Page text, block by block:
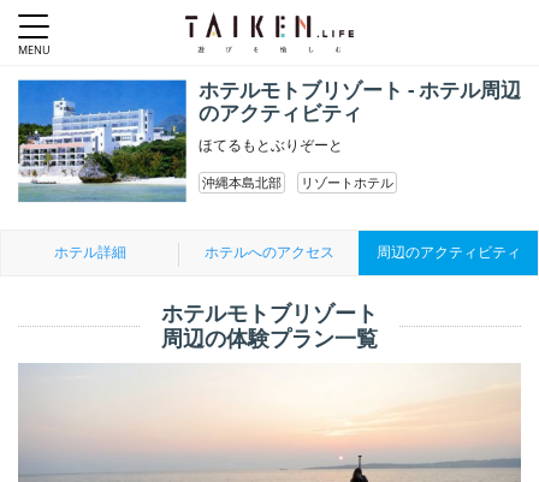
ホテルモトブリゾート - ホテル周辺
のアクティビティ
ほてるもとぶりぞーと
沖縄本島北部 リゾートホテル
ホテル詳細 ホテルへのアクセス 周辺のアクティビティ
ホテルモトブリゾート
周辺の体験プラン一覧